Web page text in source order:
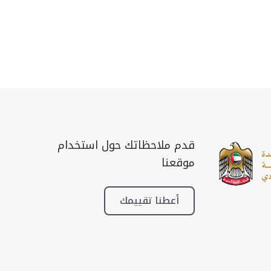
قدم ملاحظاتك حول استخدام
موقعنا
أعطنا تقييمك